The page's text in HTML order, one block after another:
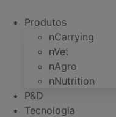
para
conteúdo
Produtos
nCarrying
nVet
nAgro
nNutrition
P&D
Tecnologia